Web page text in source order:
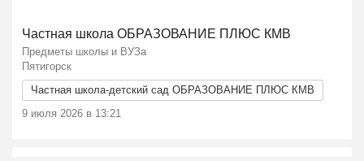
Ещё 2 фото
Частная школа ОБРАЗОВАНИЕ ПЛЮС КМВ
Предметы школы и ВУЗа
Пятигорск
Частная школа-детский сад ОБРАЗОВАНИЕ ПЛЮС КМВ
9 июля 2026 в 13:21